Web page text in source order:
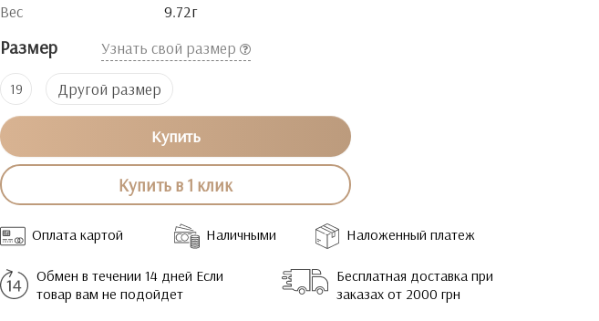
Вес
9.72г
Размер Узнать свой размер
19 Другой размер
Купить
Купить в 1 клик
Оплата картой Наличными Наложенный платеж
Обмен в течении 14 дней Если
товар вам не подойдет
Бесплатная доставка при
заказах от 2000 грн